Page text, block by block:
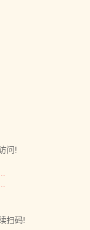
问!
扫码!